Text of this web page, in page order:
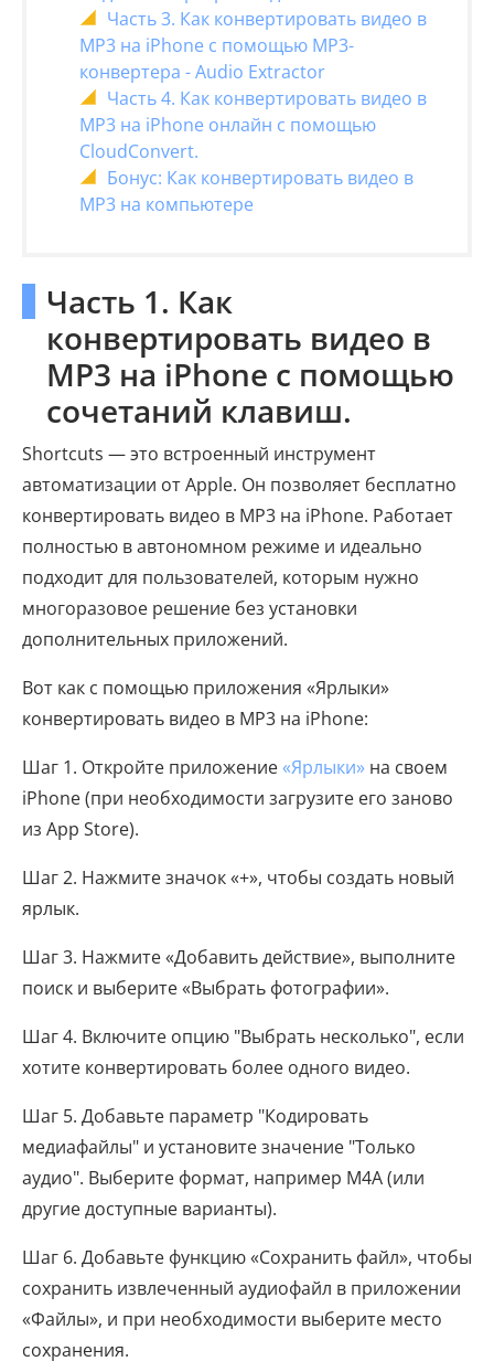
Часть 3. Как конвертировать видео в
MP3 на iPhone с помощью MP3-
конвертера - Audio Extractor
Часть 4. Как конвертировать видео в
MP3 на iPhone онлайн с помощью
CloudConvert.
Бонус: Как конвертировать видео в
MP3 на компьютере
Часть 1. Как
конвертировать видео в
MP3 на iPhone с помощью
сочетаний клавиш.
Shortcuts — это встроенный инструмент
автоматизации от Apple. Он позволяет бесплатно
конвертировать видео в MP3 на iPhone. Работает
полностью в автономном режиме и идеально
подходит для пользователей, которым нужно
многоразовое решение без установки
дополнительных приложений.
Вот как с помощью приложения «Ярлыки»
конвертировать видео в MP3 на iPhone:
Шаг 1. Откройте приложение«Ярлыки» на своем
iPhone (при необходимости загрузите его заново
из App Store).
Шаг 2. Нажмите значок «+», чтобы создать новый
ярлык.
Шаг 3. Нажмите «Добавить действие», выполните
поиск и выберите «Выбрать фотографии».
Шаг 4. Включите опцию "Выбрать несколько", если
хотите конвертировать более одного видео.
Шаг 5. Добавьте параметр "Кодировать
медиафайлы" и установите значение "Только
аудио". Выберите формат, например M4A (или
другие доступные варианты).
Шаг 6. Добавьте функцию «Сохранить файл», чтобы
сохранить извлеченный аудиофайл в приложении
«Файлы», и при необходимости выберите место
сохранения.